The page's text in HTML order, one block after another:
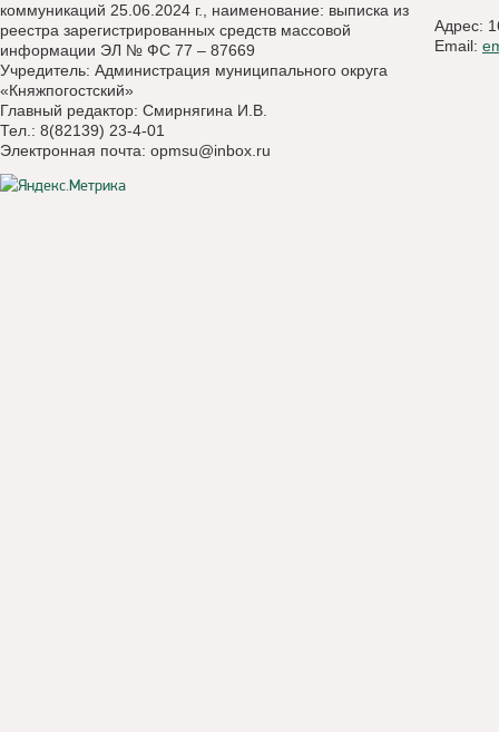
коммуникаций 25.06.2024 г., наименование: выписка из
реестра зарегистрированных средств массовой
информации ЭЛ № ФС 77 – 87669
Учредитель: Администрация муниципального округа
«Княжпогостский»
Главный редактор: Смирнягина И.В.
Тел.: 8(82139) 23-4-01
Электронная почта: opmsu@inbox.ru
Адрес:
Email: